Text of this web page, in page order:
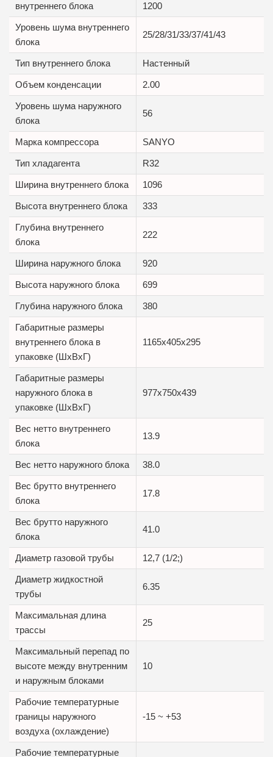
внутреннего блока
1200
Уровень шума внутреннего
блока
25/28/31/33/37/41/43
Тип внутреннего блока Настенный
Объем конденсации 2.00
Уровень шума наружного
блока
56
Марка компрессора SANYO
Тип хладагента R32
Ширина внутреннего блока 1096
Высота внутреннего блока 333
Глубина внутреннего
блока
222
Ширина наружного блока 920
Высота наружного блока 699
Глубина наружного блока 380
Габаритные размеры
внутреннего блока в
упаковке (ШxВxГ)
1165x405x295
Габаритные размеры
наружного блока в
упаковке (ШxВxГ)
977x750x439
Вес нетто внутреннего
блока
13.9
Вес нетто наружного блока 38.0
Вес брутто внутреннего
блока
17.8
Вес брутто наружного
блока
41.0
Диаметр газовой трубы 12,7 (1/2;)
Диаметр жидкостной
трубы
6.35
Максимальная длина
трассы
25
Максимальный перепад по
высоте между внутренним
и наружным блоками
10
Рабочие температурные
границы наружного
воздуха (охлаждение)
-15 ~ +53
Рабочие температурные